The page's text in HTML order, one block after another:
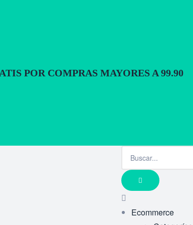
POR COMPRAS MAYORES A 99.90
Ecommerce